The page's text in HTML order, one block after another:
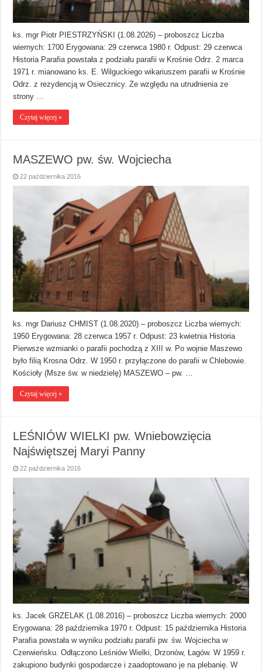
ks. mgr Piotr PIESTRZYŃSKI (1.08.2026) – proboszcz Liczba
wiernych: 1700 Erygowana: 29 czerwca 1980 r. Odpust: 29 czerwca
Historia Parafia powstała z podziału parafii w Krośnie Odrz. 2 marca
1971 r. mianowano ks. E. Wilguckiego wikariuszem parafii w Krośnie
Odrz. z rezydencją w Osiecznicy. Ze względu na utrudnienia ze
strony …
Czytaj więcej »
MASZEWO pw. św. Wojciecha
22 października 2016
ks. mgr Dariusz CHMIST (1.08.2020) – proboszcz Liczba wiernych:
1950 Erygowana: 28 czerwca 1957 r. Odpust: 23 kwietnia Historia
Pierwsze wzmianki o parafii pochodzą z XIII w. Po wojnie Maszewo
było filią Krosna Odrz. W 1950 r. przyłączone do parafii w Chlebowie.
Kościoły (Msze św. w niedzielę) MASZEWO – pw. …
Czytaj więcej »
LEŚNIÓW WIELKI pw. Wniebowzięcia
Najświętszej Maryi Panny
22 października 2016
ks. Jacek GRZELAK (1.08.2016) – proboszcz Liczba wiernych: 2000
Erygowana: 28 października 1970 r. Odpust: 15 października Historia
Parafia powstała w wyniku podziału parafii pw. św. Wojciecha w
Czerwieńsku. Odłączono Leśniów Wielki, Drzonów, Łagów. W 1959 r.
zakupiono budynki gospodarcze i zaadoptowano je na plebanię. W